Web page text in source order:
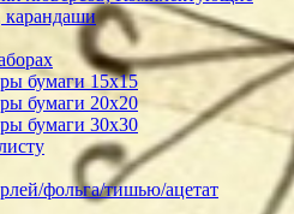
бумаги 15х15
бумаги 20х20
бумаги 30х30
фольга/тишью/ацетат